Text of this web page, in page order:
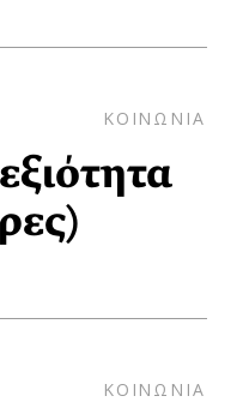
ΚΟΙΝΩΝΙΑ
ΚΟΙΝΩΝΙΑ